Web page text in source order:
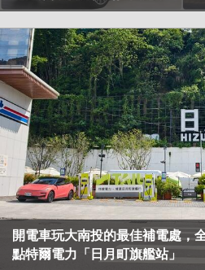
開電車玩大南投的最佳補電處，
點特爾電力「日月町旗艦站」